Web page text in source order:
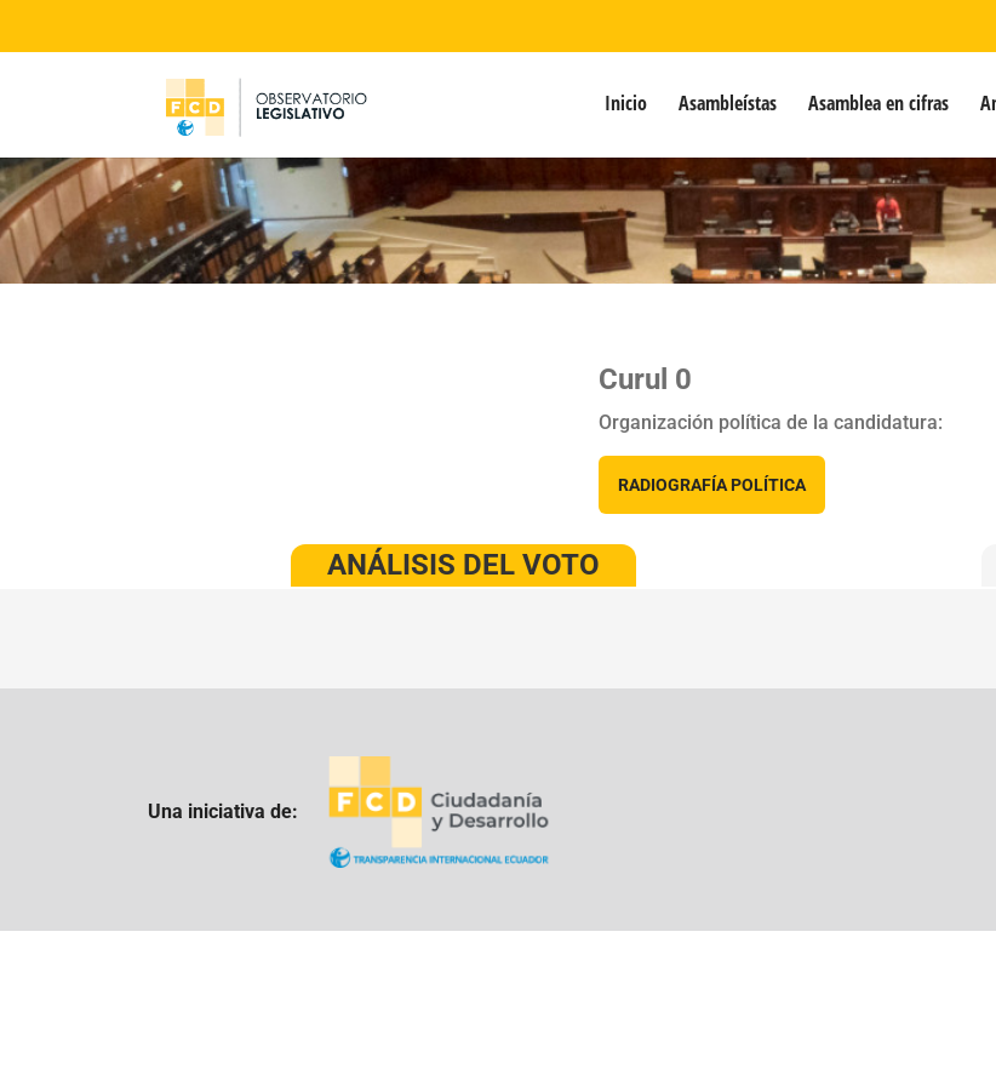
Inicio Asambleístas Asamblea en cifras
Curul 0
Organización política de la candidatura:
RADIOGRAFÍA POLÍTICA
ANÁLISIS DEL VOTO
Una iniciativa de: